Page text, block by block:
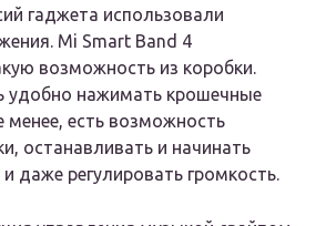
гаджета использовали
Mi Smart Band 4
возможность из коробки.
удобно нажимать крошечные
менее, есть возможность
останавливать и начинать
даже регулировать громкость.